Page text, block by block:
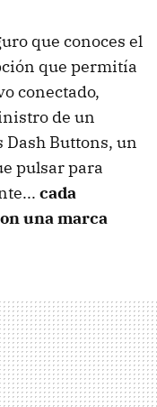
que conoces el
que permitía
conectado,
de un
Dash Buttons, un
pulsar para
cada
una marca